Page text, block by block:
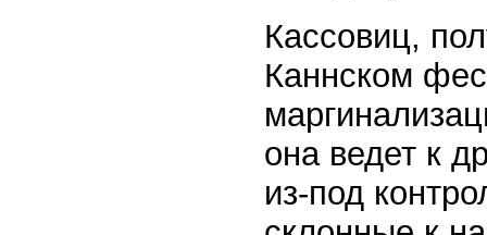
Кассовиц,
Каннском
она ведет к
из-под